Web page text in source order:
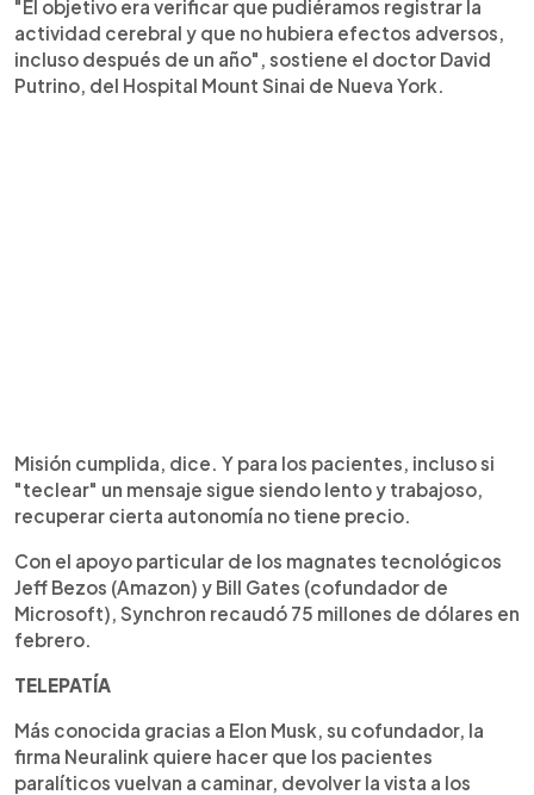
"El objetivo era verificar que pudiéramos registrar la
actividad cerebral y que no hubiera efectos adversos,
incluso después de un año", sostiene el doctor David
Putrino, del Hospital Mount Sinai de Nueva York.
Misión cumplida, dice. Y para los pacientes, incluso si
"teclear" un mensaje sigue siendo lento y trabajoso,
recuperar cierta autonomía no tiene precio.
Con el apoyo particular de los magnates tecnológicos
Jeff Bezos (Amazon) y Bill Gates (cofundador de
Microsoft), Synchron recaudó 75 millones de dólares en
febrero.
TELEPATÍA
Más conocida gracias a Elon Musk, su cofundador, la
firma Neuralink quiere hacer que los pacientes
paralíticos vuelvan a caminar, devolver la vista a los